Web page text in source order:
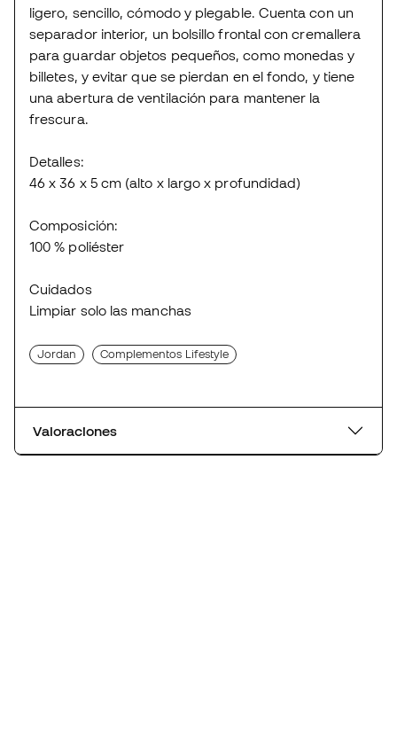
ligero, sencillo, cómodo y plegable. Cuenta con un
separador interior, un bolsillo frontal con cremallera
para guardar objetos pequeños, como monedas y
billetes, y evitar que se pierdan en el fondo, y tiene
una abertura de ventilación para mantener la
frescura.
Detalles:
46 x 36 x 5 cm (alto x largo x profundidad)
Composición:
100 % poliéster
Cuidados
Limpiar solo las manchas
Jordan Complementos Lifestyle
Valoraciones